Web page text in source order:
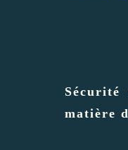
matière